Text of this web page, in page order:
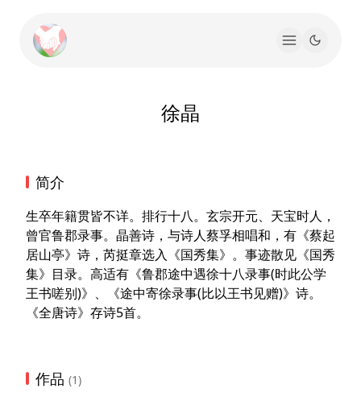
徐晶
简介
生卒年籍贯皆不详。排行十八。玄宗开元、天宝时人，
曾官鲁郡录事。晶善诗，与诗人蔡孚相唱和，有《蔡起
居山亭》诗，芮挺章选入《国秀集》。事迹散见《国秀
集》目录。高适有《鲁郡途中遇徐十八录事(时此公学
王书嗟别)》、《途中寄徐录事(比以王书见赠)》诗。
《全唐诗》存诗5首。
作品 (1)